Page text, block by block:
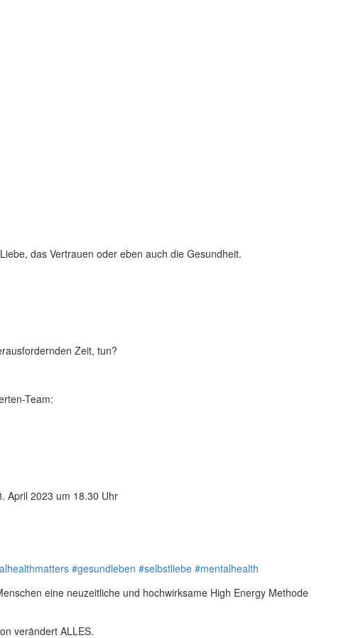
das Vertrauen oder eben auch die Gesundheit.
Zeit, tun?
Team:
April 2023 um 18.30 Uhr
#gesundleben #selbstliebe #mentalhealth
eine neuzeitliche und hochwirksame High Energy Methode
verändert ALLES.